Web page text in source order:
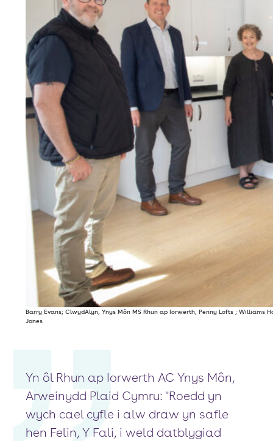
Barry Evans; ClwydAlyn, Ynys Môn MS Rhun ap Iorwerth, Penny Lofts ;
Jones
Yn ôl Rhun ap Iorwerth AC Ynys Môn,
Arweinydd Plaid Cymru: "Roedd yn
wych cael cyfle i alw draw yn safle
hen Felin, Y Fali, i weld datblygiad